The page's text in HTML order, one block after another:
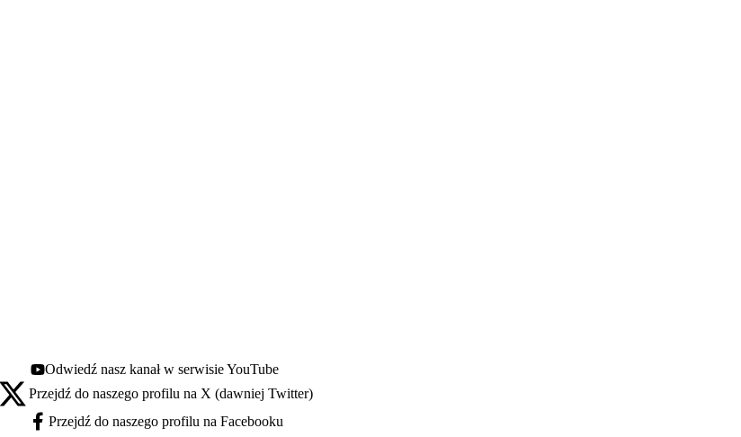
Youtube - otwiera się w nowej karcie
Odwiedź nasz kanał w serwisie YouTube
X - otwiera się w nowej karcie
Przejdź do naszego profilu na X (dawniej Twitter)
Facebook - otwiera się w nowej karcie
Przejdź do naszego profilu na Facebooku